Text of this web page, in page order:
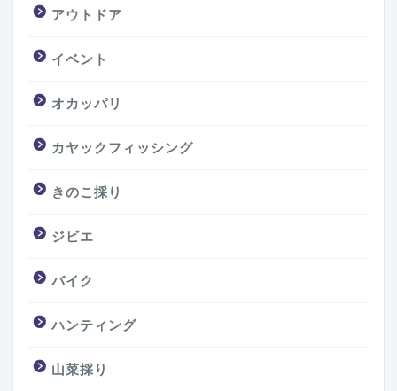
アウトドア
イベント
オカッパリ
カヤックフィッシング
きのこ採り
ジビエ
バイク
ハンティング
山菜採り